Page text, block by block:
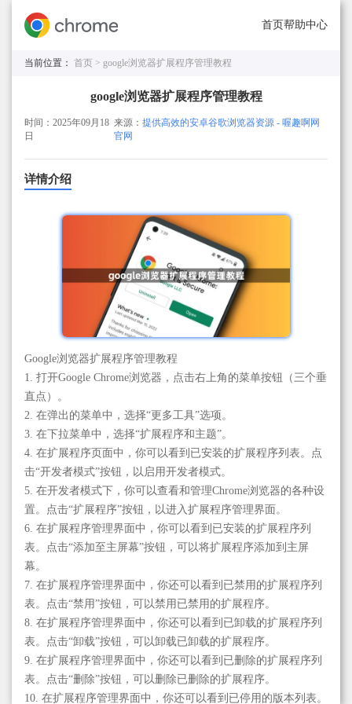
首页帮助中心
当前位置： 首页 > google浏览器扩展程序管理教程
google浏览器扩展程序管理教程
时间：2025年09月18
日
来源：提供高效的安卓谷歌浏览器资源 - 喔趣啊网
官网
详情介绍
Google浏览器扩展程序管理教程
1. 打开Google Chrome浏览器，点击右上角的菜单按钮（三个垂
直点）。
2. 在弹出的菜单中，选择“更多工具”选项。
3. 在下拉菜单中，选择“扩展程序和主题”。
4. 在扩展程序页面中，你可以看到已安装的扩展程序列表。点
击“开发者模式”按钮，以启用开发者模式。
5. 在开发者模式下，你可以查看和管理Chrome浏览器的各种设
置。点击“扩展程序”按钮，以进入扩展程序管理界面。
6. 在扩展程序管理界面中，你可以看到已安装的扩展程序列
表。点击“添加至主屏幕”按钮，可以将扩展程序添加到主屏
幕。
7. 在扩展程序管理界面中，你还可以看到已禁用的扩展程序列
表。点击“禁用”按钮，可以禁用已禁用的扩展程序。
8. 在扩展程序管理界面中，你还可以看到已卸载的扩展程序列
表。点击“卸载”按钮，可以卸载已卸载的扩展程序。
9. 在扩展程序管理界面中，你还可以看到已删除的扩展程序列
表。点击“删除”按钮，可以删除已删除的扩展程序。
10. 在扩展程序管理界面中，你还可以看到已停用的版本列表。